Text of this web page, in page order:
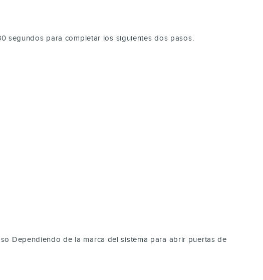
segundos para completar los siguientes dos pasos.
Dependiendo de la marca del sistema para abrir puertas de